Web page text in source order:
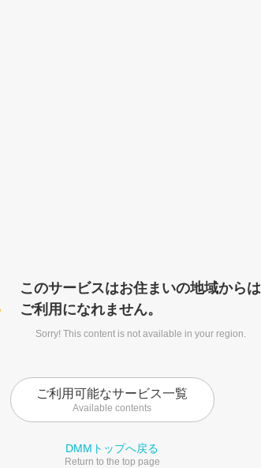
このサービスはお住まいの地域からは
ご利用になれません。
Sorry! This content is not available in your region.
ご利用可能なサービス一覧
Available contents
DMMトップへ戻る
Return to the top page